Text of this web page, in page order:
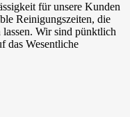
für unsere Kunden
Reinigungszeiten, die
Wir sind pünktlich
das Wesentliche